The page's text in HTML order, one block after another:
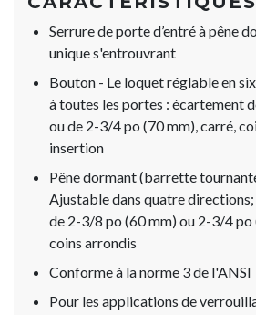
Serrure de porte d’entré à pêne
unique s'entrouvrant
Bouton - Le loquet réglable en
à toutes les portes : écartement
ou de 2-3/4 po (70 mm), carré,
insertion
Pêne dormant (barrette
Ajustable dans quatre
de 2-3/8 po (60 mm) ou 2-3/4 po
coins arrondis
Conforme à la norme 3 de l'ANSI
Pour les applications de